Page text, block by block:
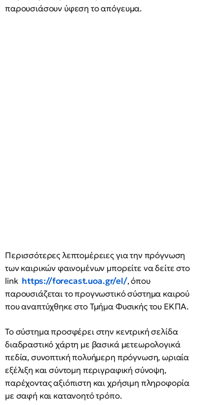
παρουσιάσουν ύφεση το απόγευμα.
Περισσότερες λεπτομέρειες για την πρόγνωση
των καιρικών φαινομένων μπορείτε να δείτε στο
link https://forecast.uoa.gr/el/, όπου
παρουσιάζεται το προγνωστικό σύστημα καιρού
που αναπτύχθηκε στο Τμήμα Φυσικής του ΕΚΠΑ.
Το σύστημα προσφέρει στην κεντρική σελίδα
διαδραστικό χάρτη με βασικά μετεωρολογικά
πεδία, συνοπτική πολυήμερη πρόγνωση, ωριαία
εξέλιξη και σύντομη περιγραφική σύνοψη,
παρέχοντας αξιόπιστη και χρήσιμη πληροφορία
με σαφή και κατανοητό τρόπο.